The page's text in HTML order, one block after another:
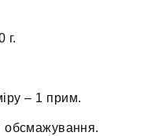
г.
– 1 прим.
обсмажування.